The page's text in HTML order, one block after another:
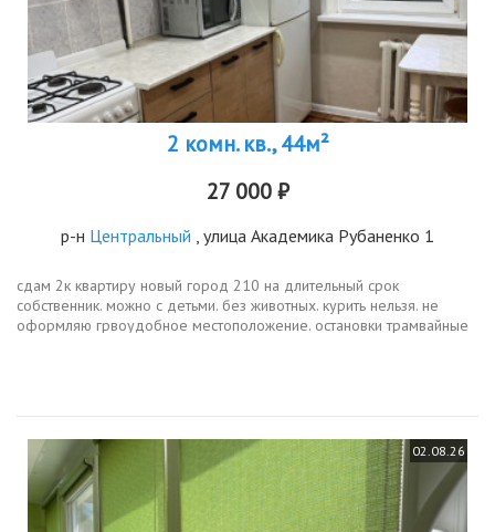
2 комн. кв., 44м²
27 000 ₽
р-н Центральный , улица Академика Рубаненко 1
сдам 2к квартиру новый город 210 на длительный срок
собственник. можно с детьми. без животных. курить нельзя. не
оформляю грвоудобное местоположение. остановки трамвайные
02.08.26